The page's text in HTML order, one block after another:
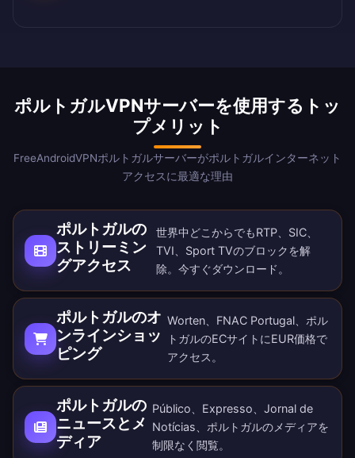
ポルトガルVPNサーバーを使用するトッ
プメリット
FreeAndroidVPNポルトガルサーバーがポルトガルインターネット
アクセスに最適な理由
ポルトガルの
ストリーミン
グアクセス
世界中どこからでもRTP、SIC、
TVI、Sport TVのブロックを解
除。 今すぐダウンロード 。
ポルトガルのオ
ンラインショッ
ピング
Worten、FNAC Portugal、ポル
トガルのECサイトにEUR価格で
アクセス。
ポルトガルの
ニュースとメ
ディア
Público、Expresso、Jornal de
Notícias、ポルトガルのメディアを
制限なく閲覧。